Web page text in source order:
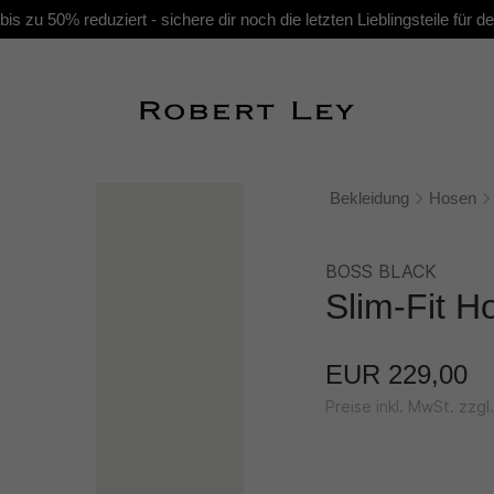
zu 50% reduziert - sichere dir noch die letzten Lieblingsteile für
Bekleidung Hosen
BOSS BLACK
Slim-Fit
EUR 229,00
Preise inkl. MwSt.